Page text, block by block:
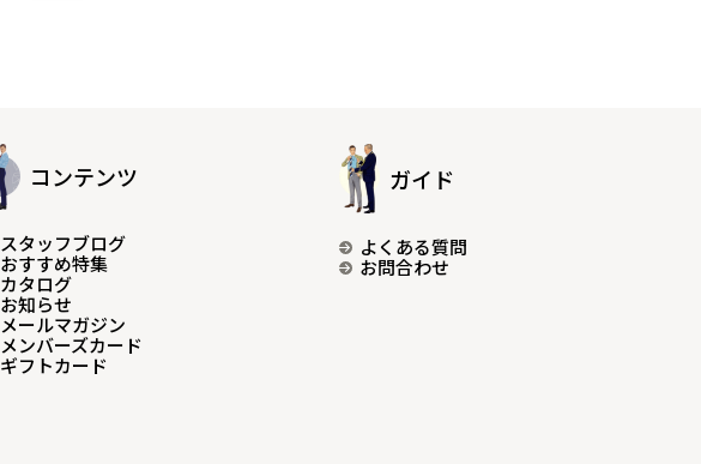
コンテンツ
スタッフブログ
おすすめ特集
カタログ
お知らせ
メールマガジン
メンバーズカード
ギフトカード
ガイド
よくある質問
お問合わせ